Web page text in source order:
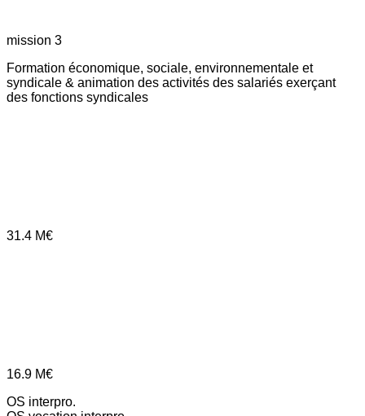
mission 3
Formation économique, sociale, environnementale et
syndicale & animation des activités des salariés exerçant
des fonctions syndicales
31.4 M€
16.9 M€
OS interpro.